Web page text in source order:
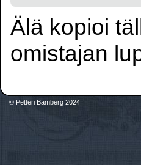
Älä kopioi
omistajan
© Petteri Bamberg 2024